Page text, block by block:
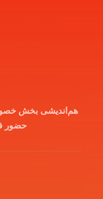
هم‌اندیشی بخش
حضور